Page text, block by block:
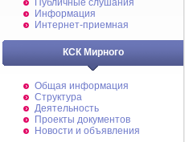
Публичные слушания
Информация
Интернет-приемная
КСК Мирного
Общая информация
Структура
Деятельность
Проекты документов
Новости и объявления